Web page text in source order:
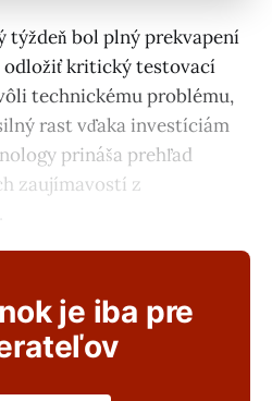
týždeň bol plný prekvapení
odložiť kritický testovací
technickému problému,
rast vďaka investíciám
prináša prehľad
zaujímavostí z
je iba pre